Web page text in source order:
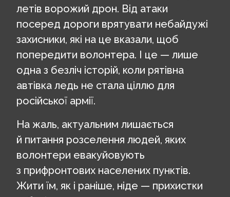
летів ворожий дрон. Від атаки
посеред дороги врятувати небайдужі
захисники, які на це вказали, щоб
попередити волонтера. І це — лише
одна з безліч історій, коли рятівна
автівка ледь не стала ціллю для
російської армії.
На жаль, актуальним лишається
й питання розселення людей, яких
волонтери евакуйовують
з прифронтових населених пунктів.
Жити їм, як і раніше, ніде — прихистки